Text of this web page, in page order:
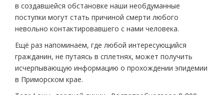
в создавшейся обстановке наши необдуманные
поступки могут стать причиной смерти любого
невольно контактировавшего с нами человека.
Ещё раз напоминаем, где любой интересующийся
гражданин, не путаясь в сплетнях, может получить
исчерпывающую информацию о прохождении эпидемии
в Приморском крае.